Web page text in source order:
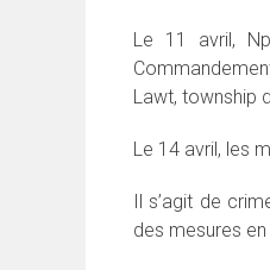
Le 11 avril,
Lawt, township
Le 14 avril, les
Il s’agit de
des mesures